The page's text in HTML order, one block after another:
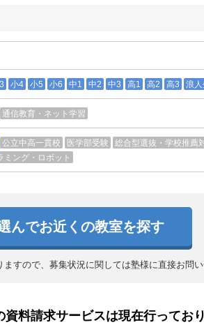
小4 小5 小6 中1 中2 中3 高1 高2 高3 浪人
通信教育・ネット学習
公立中高一貫校 医学部受験 総合型選抜・学校推薦
ミング・ロボット
んでお近くの教室を探す
すので、募集状況に関しては塾様に直接お問い
料請求サービスは現在行っており